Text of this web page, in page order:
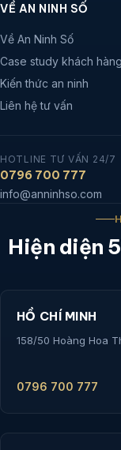
VỀ AN NINH SỐ
Về An Ninh Số
Case study khách hàng
Kiến thức an ninh
Liên hệ tư vấn
HOTLINE TƯ VẤN 24/7
0796 700 777
info@anninhso.com
Hiện diện
HỒ CHÍ MINH
158/50 Hoàng Hoa
0796 700 777